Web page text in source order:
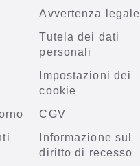
Avvertenza legale
Tutela dei dati
personali
Impostazioni dei
cookie
CGV
Informazione sul
diritto di recesso